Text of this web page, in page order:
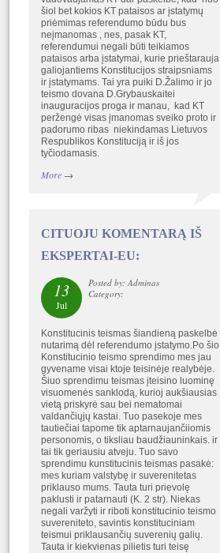
šiol bet kokios KT pataisos ar įstatymų
priėmimas referendumo būdu bus
neįmanomas , nes, pasak KT,
referendumui negali būti teikiamos
pataisos arba įstatymai, kurie prieštarauja
galiojantiems Konstitucijos straipsniams
ir įstatymams. Tai yra puiki D.Žalimo ir jo
teismo dovana D.Grybauskaitei
inauguracijos proga ir manau, kad KT
peržengė visas įmanomas sveiko proto ir
padorumo ribas niekindamas Lietuvos
Respublikos Konstituciją ir iš jos
tyčiodamasis.
More→
CITUOJU KOMENTARĄ IŠ
EKSPERTAI-EU:
13
Jul
Posted by: Adminas
Category:
Konstitucinis teismas šiandieną paskelbė
nutarimą dėl referendumo įstatymo.Po šio
Konstitucinio teismo sprendimo mes jau
gyvename visai ktoje teisinėje realybėje.
Šiuo sprendimu teismas įteisino luominę
visuomenės sanklodą, kurioj aukšiausias
vietą priskyrė sau bei nematomai
valdančiųjų kastai. Tuo pasekoje mes
tautiečiai tapome tik aptarnaujančiiomis
personomis, o tiksliau baudžiauninkais. ir
tai tik geriausiu atveju. Tuo savo
sprendimu kunstitucinis teismas pasakė:
mes kuriam valstybę ir suverenitetas
priklauso mums. Tauta turi prievolę
paklusti ir patarnauti (K. 2 str). Niekas
negali varžyti ir riboti konstitucinio teismo
suvereniteto, savintis konstituciniam
teismui priklausančių suverenių galių.
Tauta ir kiekvienas pilietis turi teisę